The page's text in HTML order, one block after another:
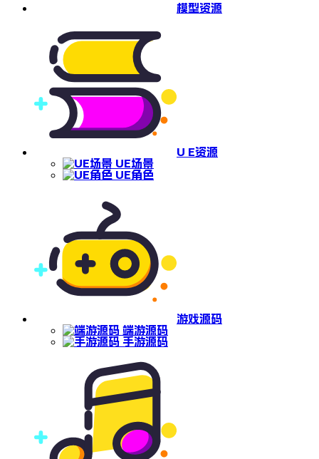
模型资源
U E资源
UE场景
UE角色
游戏源码
端游源码
手游源码